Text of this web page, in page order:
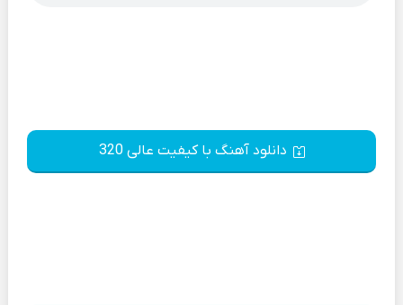
دانلود آهنگ با کیفیت عالی 320